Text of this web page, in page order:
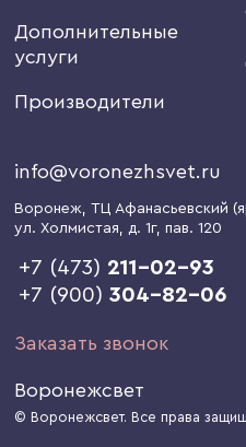
Дополнительные
услуги
Производители
info@voronezhsvet.ru
Воронеж, ТЦ Афанасьевский
ул. Холмистая, д. 1г, пав. 120
+7 (473) 211-02-93
+7 (900)304-82-06
Заказать звонок
Воронежсвет
© Воронежсвет. Все права